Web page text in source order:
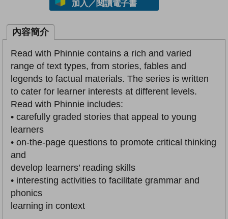
加入／閱讀電子書
內容簡介
Read with Phinnie contains a rich and varied
range of text types, from stories, fables and
legends to factual materials. The series is written
to cater for learner interests at different levels.
Read with Phinnie includes:
• carefully graded stories that appeal to young
learners
• on-the-page questions to promote critical thinking
and
develop learners’ reading skills
• interesting activities to facilitate grammar and
phonics
learning in context